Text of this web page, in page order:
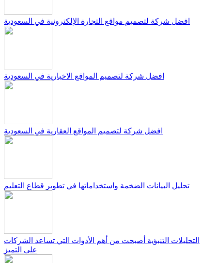
افضل شركة لتصميم مواقع التجارة الإلكترونية في السعودية
افضل شركة لتصميم المواقع الاخبارية في السعودية
افضل شركة لتصميم المواقع العقارية في السعودية
تحليل البيانات الضخمة واستخداماتها في تطوير قطاع التعليم
التحليلات التنبؤية أصبحت من أهم الأدوات التي تساعد الشركات
على التميز